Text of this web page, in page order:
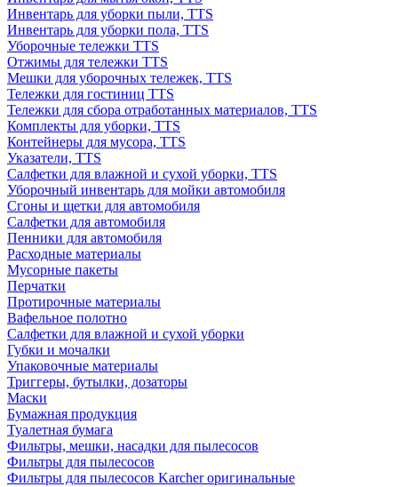
Инвентарь для уборки пыли, TTS
Инвентарь для уборки пола, TTS
Уборочные тележки TTS
Отжимы для тележки TTS
Мешки для уборочных тележек, TTS
Тележки для гостиниц TTS
Тележки для сбора отработанных материалов, TTS
Комплекты для уборки, TTS
Контейнеры для мусора, TTS
Указатели, TTS
Салфетки для влажной и сухой уборки, TTS
Уборочный инвентарь для мойки автомобиля
Сгоны и щетки для автомобиля
Салфетки для автомобиля
Пенники для автомобиля
Расходные материалы
Мусорные пакеты
Перчатки
Протирочные материалы
Вафельное полотно
Салфетки для влажной и сухой уборки
Губки и мочалки
Упаковочные материалы
Триггеры, бутылки, дозаторы
Маски
Бумажная продукция
Туалетная бумага
Фильтры, мешки, насадки для пылесосов
Фильтры для пылесосов
Фильтры для пылесосов Karcher оригинальные